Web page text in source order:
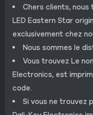
Chers clients, nous
LED Eastern Star
exclusivement chez
Nous sommes le
Vous trouvez Le
Electronics, est
code.
Si vous ne trouvez